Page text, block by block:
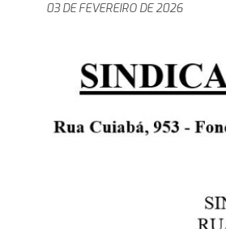
03 DE FEVEREIRO DE 2026